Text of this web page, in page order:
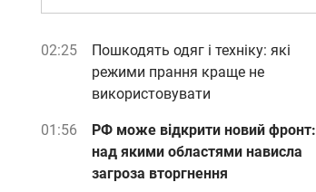
02:25
Пошкодять одяг і техніку: які
режими прання краще не
використовувати
01:56
РФ може відкрити новий фронт:
над якими областями нависла
загроза вторгнення